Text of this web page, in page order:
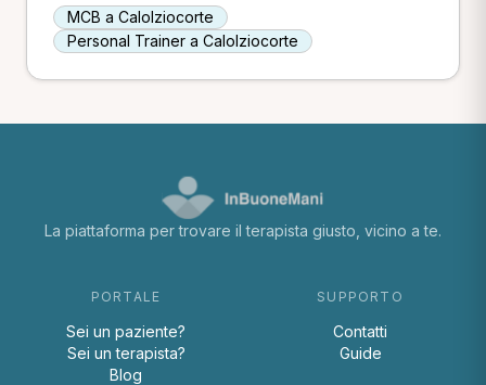
MCB a Calolziocorte
Personal Trainer a Calolziocorte
La piattaforma per trovare il terapista giusto, vicino a te.
PORTALE
Sei un paziente?
Sei un terapista?
Blog
SUPPORTO
Contatti
Guide